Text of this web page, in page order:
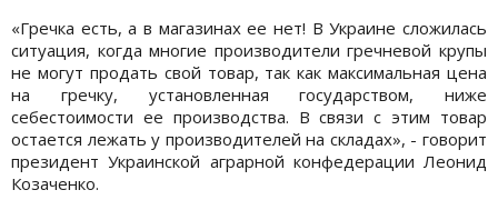
«Гречка есть, а в магазинах ее нет! В Украине сложилась
ситуация, когда многие производители гречневой крупы
не могут продать свой товар, так как максимальная цена
на гречку, установленная государством, ниже
себестоимости ее производства. В связи с этим товар
остается лежать у производителей на складах», - говорит
президент Украинской аграрной конфедерации Леонид
Козаченко.